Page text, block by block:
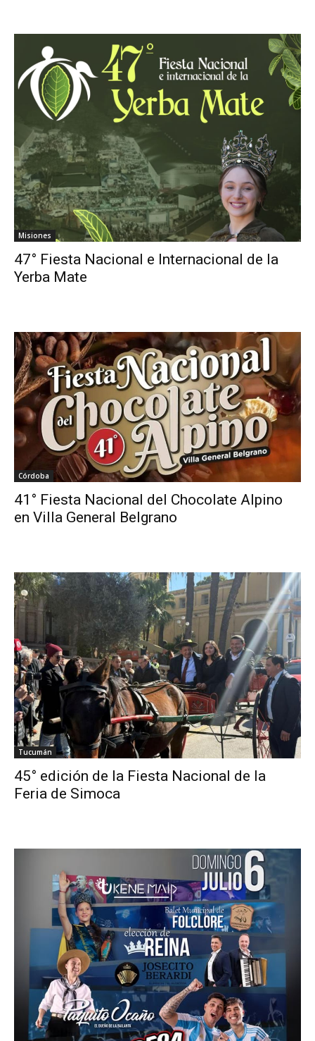
Misiones
47° Fiesta Nacional e Internacional de la
Yerba Mate
Córdoba
41° Fiesta Nacional del Chocolate Alpino
en Villa General Belgrano
Tucumán
45° edición de la Fiesta Nacional de la
Feria de Simoca